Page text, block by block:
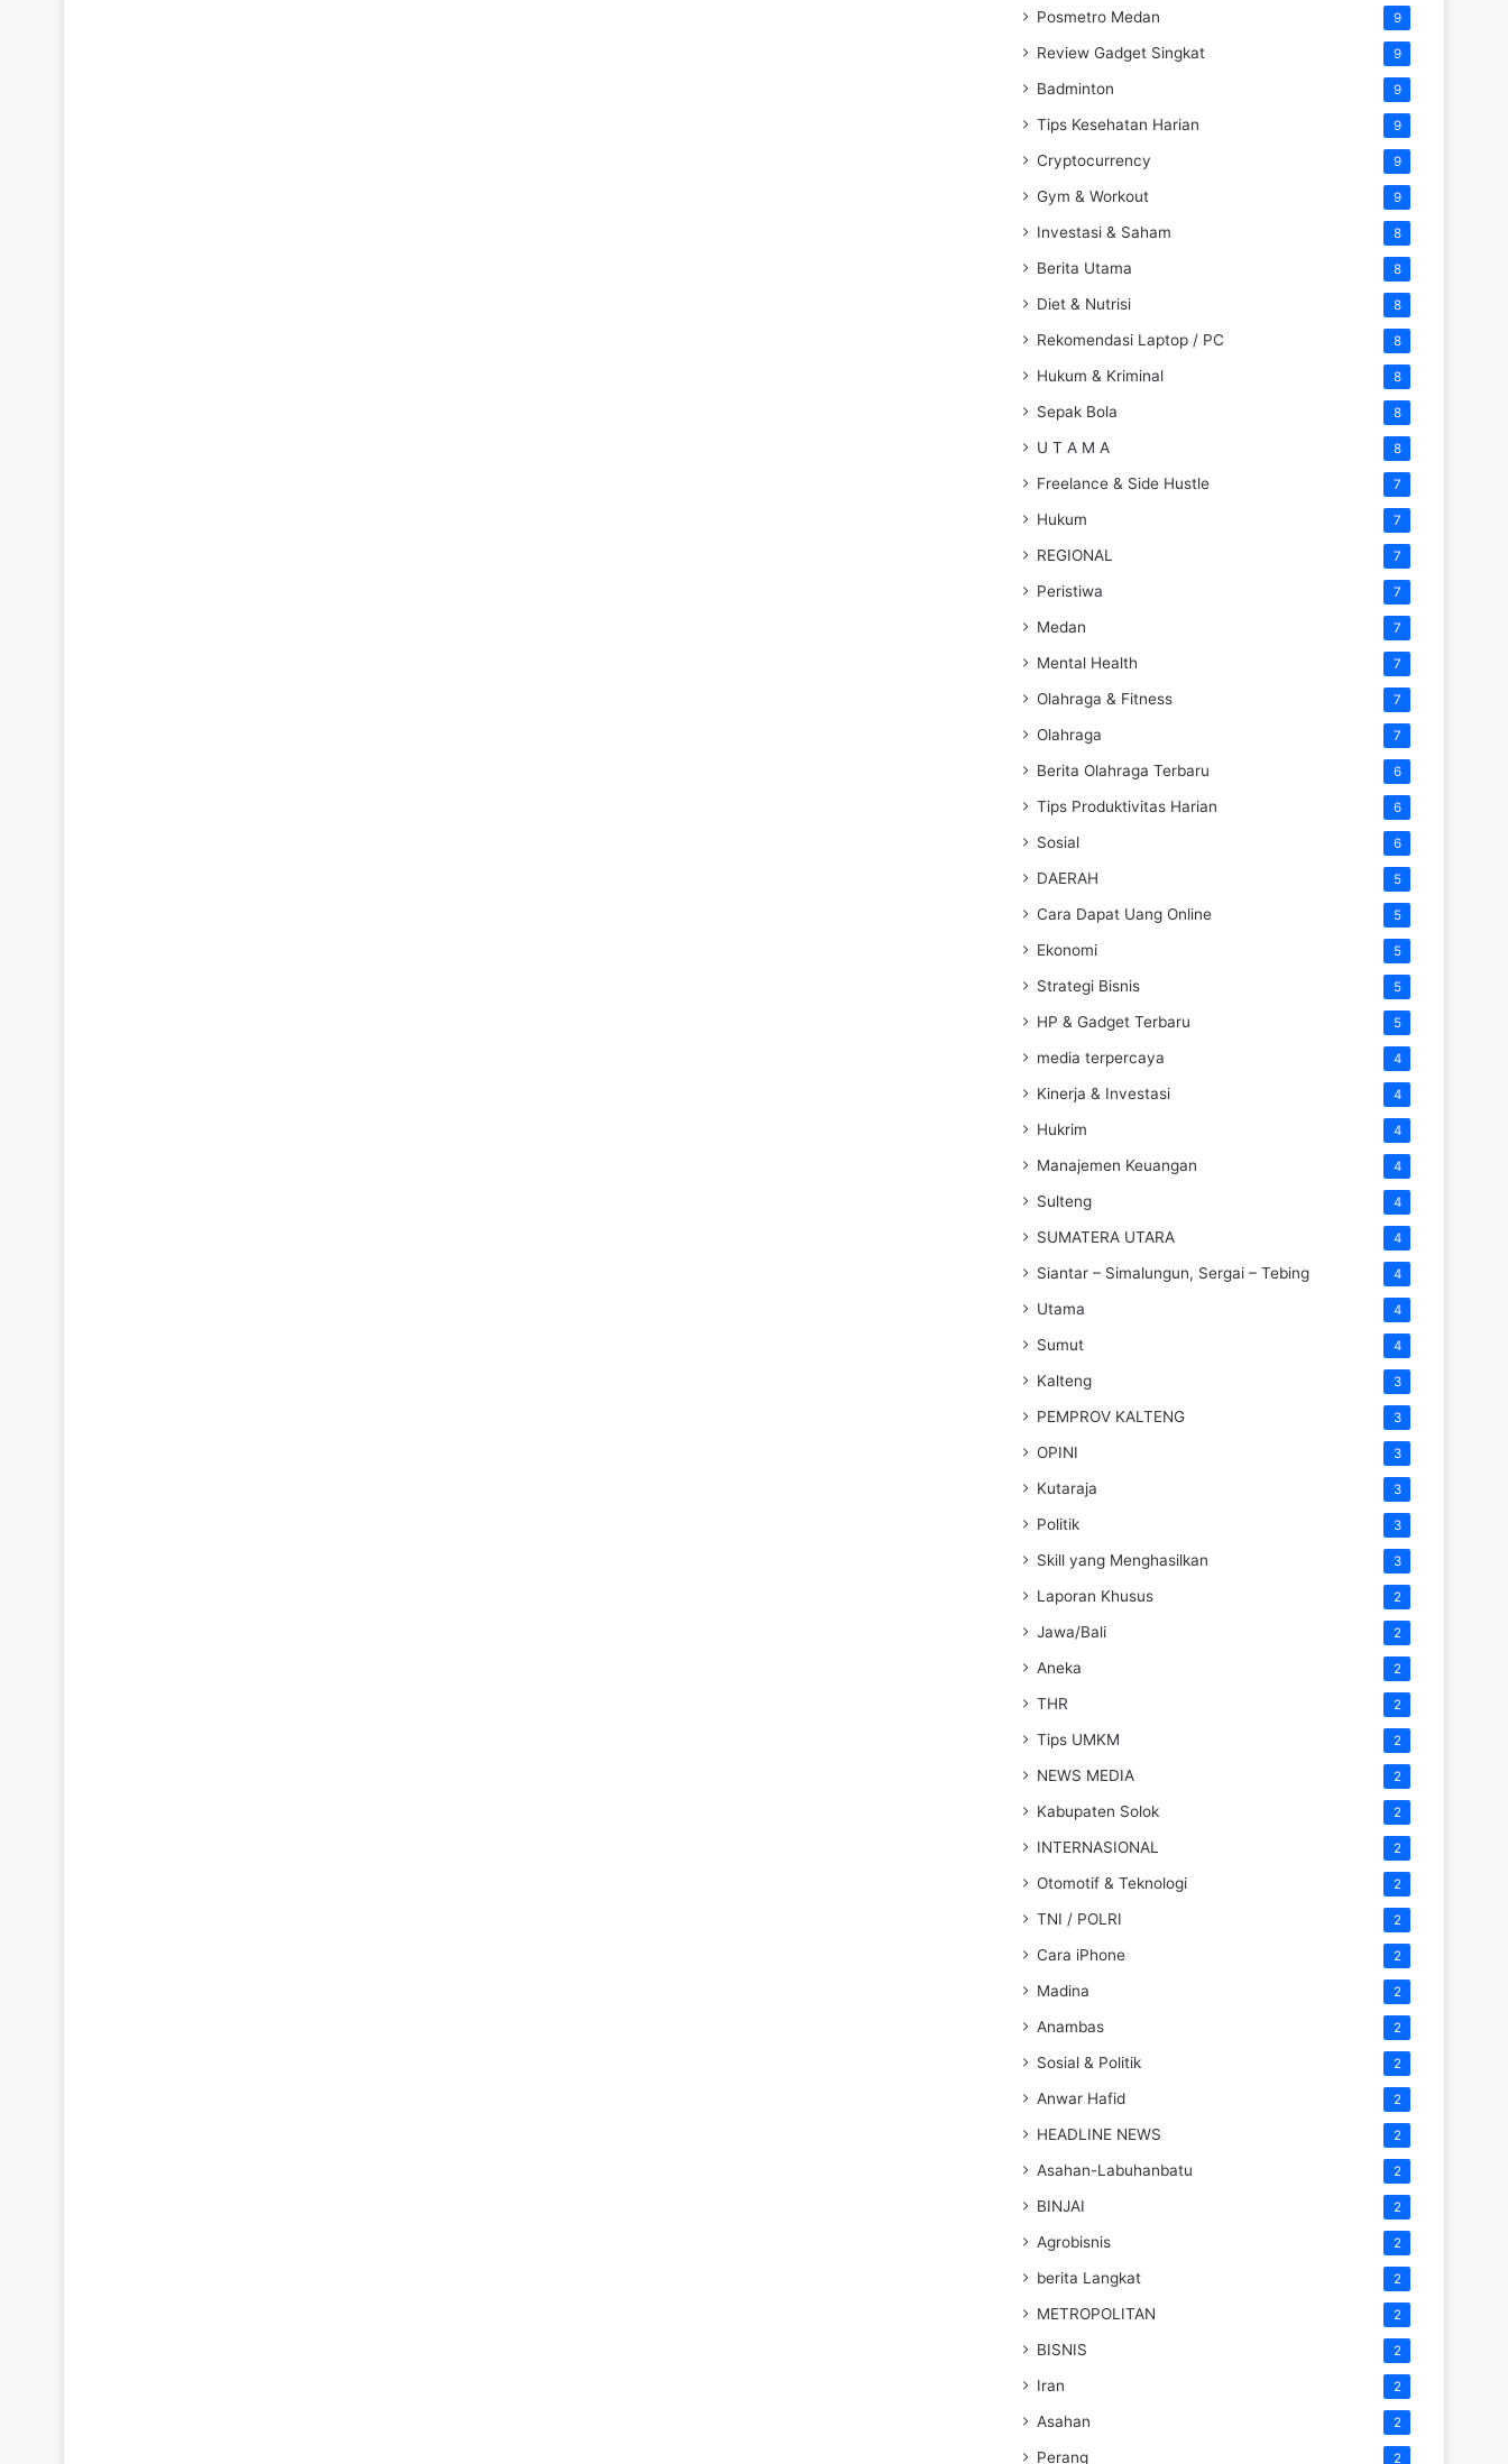
Posmetro Medan 9
Review Gadget Singkat 9
Badminton 9
Tips Kesehatan Harian 9
Cryptocurrency 9
Gym & Workout 9
Investasi & Saham 8
Berita Utama 8
Diet & Nutrisi 8
Rekomendasi Laptop / PC 8
Hukum & Kriminal 8
Sepak Bola 8
U T A M A 8
Freelance & Side Hustle 7
Hukum 7
REGIONAL 7
Peristiwa 7
Medan 7
Mental Health 7
Olahraga & Fitness 7
Olahraga 7
Berita Olahraga Terbaru 6
Tips Produktivitas Harian 6
Sosial 6
DAERAH 5
Cara Dapat Uang Online 5
Ekonomi 5
Strategi Bisnis 5
HP & Gadget Terbaru 5
media terpercaya 4
Kinerja & Investasi 4
Hukrim 4
Manajemen Keuangan 4
Sulteng 4
SUMATERA UTARA 4
Siantar – Simalungun, Sergai – Tebing 4
Utama 4
Sumut 4
Kalteng 3
PEMPROV KALTENG 3
OPINI 3
Kutaraja 3
Politik 3
Skill yang Menghasilkan 3
Laporan Khusus 2
Jawa/Bali 2
Aneka 2
THR 2
Tips UMKM 2
NEWS MEDIA 2
Kabupaten Solok 2
INTERNASIONAL 2
Otomotif & Teknologi 2
TNI / POLRI 2
Cara iPhone 2
Madina 2
Anambas 2
Sosial & Politik 2
Anwar Hafid 2
HEADLINE NEWS 2
Asahan-Labuhanbatu 2
BINJAI 2
Agrobisnis 2
berita Langkat 2
METROPOLITAN 2
BISNIS 2
Iran 2
Asahan 2
Perang 2